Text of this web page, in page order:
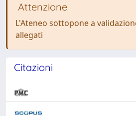
Attenzione
L'Ateneo sottopone a
allegati
Citazioni